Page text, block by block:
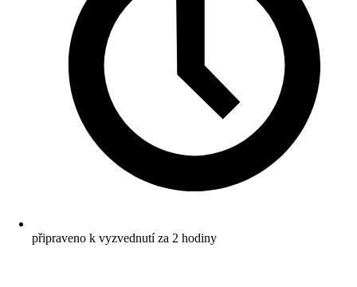
připraveno k vyzvednutí za 2 hodiny